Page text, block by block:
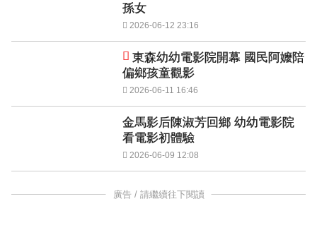
孫女
2026-06-12 23:16
東森幼幼電影院開幕 國民阿嬤陪
偏鄉孩童觀影
2026-06-11 16:46
金馬影后陳淑芳回鄉 幼幼電影院
看電影初體驗
2026-06-09 12:08
廣告 / 請繼續往下閱讀